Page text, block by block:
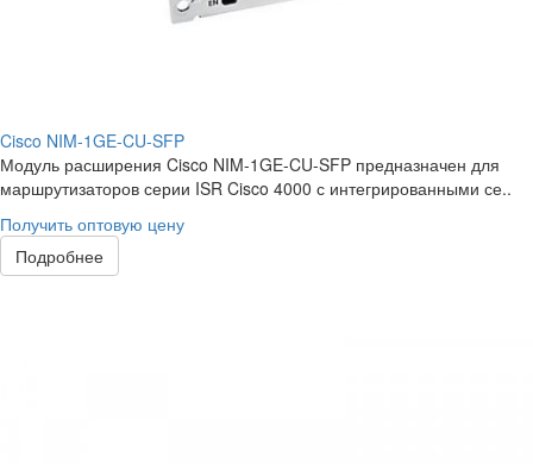
Cisco NIM-1GE-CU-SFP
Модуль расширения Cisco NIM-1GE-CU-SFP предназначен для
маршрутизаторов серии ISR Cisco 4000 с интегрированными се..
Получить оптовую цену
Подробнее